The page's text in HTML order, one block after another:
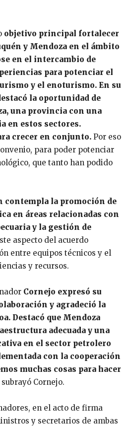
objetivo principal fortalecer
y Mendoza en el ámbito
en el intercambio de
para potenciar el
y el enoturismo. En su
la oportunidad de
una provincia con una
en estos sectores.
crecer en conjunto. Por eso
para poder potenciar
que tanto han podido
contempla la promoción de
en áreas relacionadas con
y la gestión de
aspecto del acuerdo
entre equipos técnicos y el
y recursos.
Cornejo expresó su
y agradeció la
Destacó que Mendoza
adecuada y una
en el sector petrolero
con la cooperación
muchas cosas para hacer
subrayó Cornejo.
en el acto de firma
y secretarios de ambas